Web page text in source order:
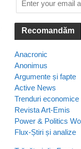
Recomandăm
Anacronic
Anonimus
Argumente și fapte
Active News
Trenduri economice
Revista Art-Emis
Power & Politics
Flux-Știri și analize